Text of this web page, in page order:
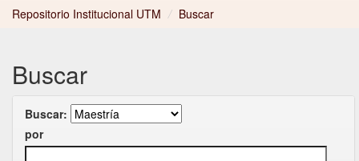
Repositorio Institucional UTM / Buscar
Buscar
Buscar:
por